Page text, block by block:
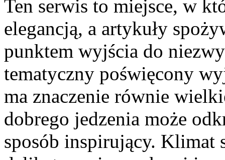
Ten serwis to miejsce, w
elegancją, a artykuły
punktem wyjścia do
tematyczny poświęcony
ma znaczenie równie
dobrego jedzenia może
sposób inspirujący. Klimat